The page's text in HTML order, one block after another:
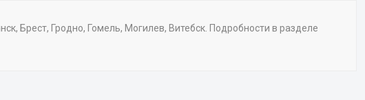
Брест, Гродно, Гомель, Могилев, Витебск. Подробности в разделе